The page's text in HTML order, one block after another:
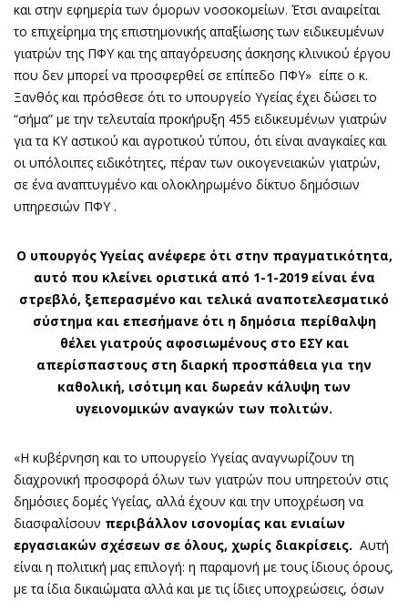
και στην εφημερία των όμορων νοσοκομείων. Έτσι αναιρείται
το επιχείρημα της επιστημονικής απαξίωσης των ειδικευμένων
γιατρών της ΠΦΥ και της απαγόρευσης άσκησης κλινικού έργου
που δεν μπορεί να προσφερθεί σε επίπεδο ΠΦΥ» είπε ο κ.
Ξανθός και πρόσθεσε ότι το υπουργείο Υγείας έχει δώσει το
“σήμα” με την τελευταία προκήρυξη 455 ειδικευμένων γιατρών
για τα ΚΥ αστικού και αγροτικού τύπου, ότι είναι αναγκαίες και
οι υπόλοιπες ειδικότητες, πέραν των οικογενειακών γιατρών,
σε ένα αναπτυγμένο και ολοκληρωμένο δίκτυο δημόσιων
υπηρεσιών ΠΦΥ .
Ο υπουργός Υγείας ανέφερε ότι στην πραγματικότητα,
αυτό που κλείνει οριστικά από 1-1-2019 είναι ένα
στρεβλό, ξεπερασμένο και τελικά αναποτελεσματικό
σύστημα και επεσήμανε ότι η δημόσια περίθαλψη
θέλει γιατρούς αφοσιωμένους στο ΕΣΥ και
απερίσπαστους στη διαρκή προσπάθεια για την
καθολική, ισότιμη και δωρεάν κάλυψη των
υγειονομικών αναγκών των πολιτών.
«Η κυβέρνηση και το υπουργείο Υγείας αναγνωρίζουν τη
διαχρονική προσφορά όλων των γιατρών που υπηρετούν στις
δημόσιες δομές Υγείας, αλλά έχουν και την υποχρέωση να
διασφαλίσουν περιβάλλον ισονομίας και ενιαίων
εργασιακών σχέσεων σε όλους, χωρίς διακρίσεις. Αυτή
είναι η πολιτική μας επιλογή: η παραμονή με τους ίδιους όρους,
με τα ίδια δικαιώματα αλλά και με τις ίδιες υποχρεώσεις, όσων